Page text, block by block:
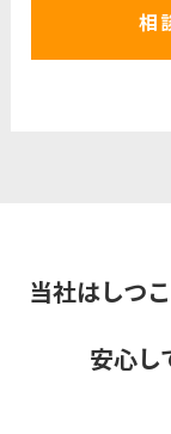
相
当社はしつ
安心し